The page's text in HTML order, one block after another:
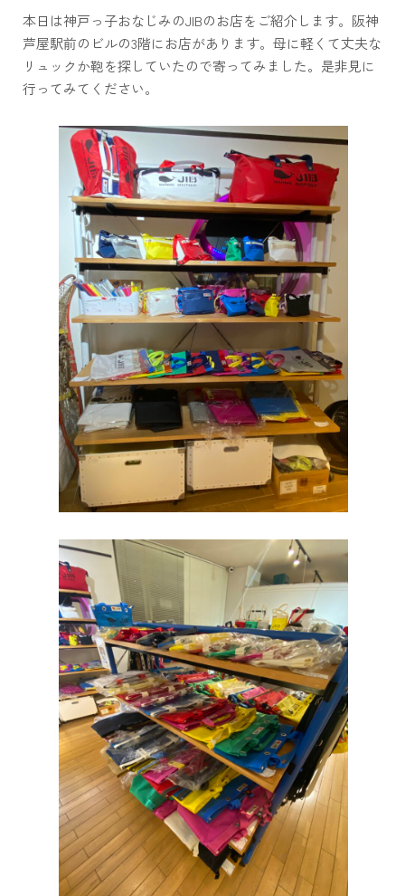
本日は神戸っ子おなじみのJIBのお店をご紹介します。阪神
芦屋駅前のビルの3階にお店があります。母に軽くて丈夫な
リュックか鞄を探していたので寄ってみました。是非見に
行ってみてください。